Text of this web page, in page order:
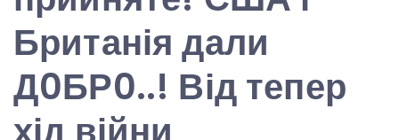
Британія дали
Д0БР0..! Від тепер